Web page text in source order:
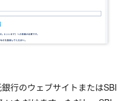
行のウェブサイトまたはSBI